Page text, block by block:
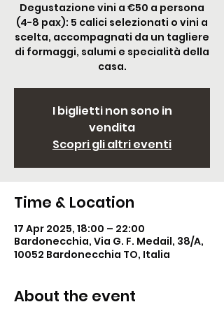
Degustazione vini a €50 a persona
(4-8 pax): 5 calici selezionati o vini a
scelta, accompagnati da un tagliere
di formaggi, salumi e specialità della
casa.
I biglietti non sono in
vendita
Scopri gli altri eventi
Time & Location
17 Apr 2025, 18:00 – 22:00
Bardonecchia, Via G. F. Medail, 38/A,
10052 Bardonecchia TO, Italia
About the event